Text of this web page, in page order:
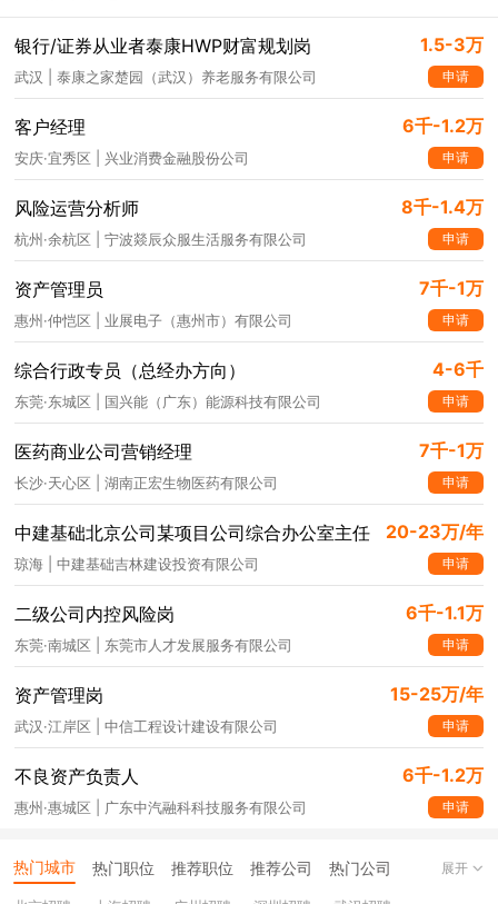
银行/证券从业者泰康HWP财富规划岗 1.5-3万
武汉 | 泰康之家楚园（武汉）养老服务有限公司 申请
客户经理 6千-1.2万
安庆·宜秀区 | 兴业消费金融股份公司 申请
风险运营分析师 8千-1.4万
杭州·余杭区 | 宁波燚辰众服生活服务有限公司 申请
资产管理员 7千-1万
惠州·仲恺区 | 业展电子（惠州市）有限公司 申请
综合行政专员（总经办方向） 4-6千
东莞·东城区 | 国兴能（广东）能源科技有限公司 申请
医药商业公司营销经理 7千-1万
长沙·天心区 | 湖南正宏生物医药有限公司 申请
中建基础北京公司某项目公司综合办公室主任 20-23万/年
琼海 | 中建基础吉林建设投资有限公司 申请
二级公司内控风险岗 6千-1.1万
东莞·南城区 | 东莞市人才发展服务有限公司 申请
资产管理岗 15-25万/年
武汉·江岸区 | 中信工程设计建设有限公司 申请
不良资产负责人 6千-1.2万
惠州·惠城区 | 广东中汽融科科技服务有限公司 申请
热门城市 热门职位 推荐职位 推荐公司 热门公司 展开